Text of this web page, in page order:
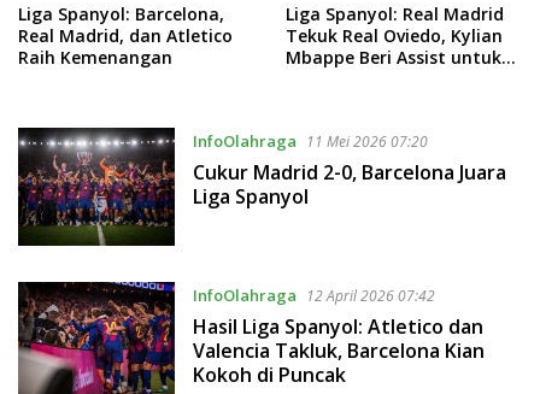
Liga Spanyol: Barcelona,
Real Madrid, dan Atletico
Raih Kemenangan
Liga Spanyol: Real Madrid
Tekuk Real Oviedo, Kylian
Mbappe Beri Assist untuk
InfoOlahraga 11 Mei 2026 07:20
Cukur Madrid 2-0, Barcelona Juara
Liga Spanyol
InfoOlahraga 12 April 2026 07:42
Hasil Liga Spanyol: Atletico dan
Valencia Takluk, Barcelona Kian
Kokoh di Puncak